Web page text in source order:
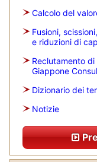
Calcolo del
Fusioni,
e riduzioni di
Reclutamento
Giappone
Dizionario dei
Notizie